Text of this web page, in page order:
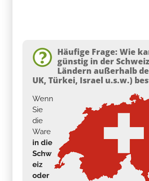
Häufige Frage: Wie
günstig in der
Ländern außerhalb
UK, Türkei, Israel u.s.w.)
Wenn
Sie
die
Ware
in die
Schw
eiz
oder